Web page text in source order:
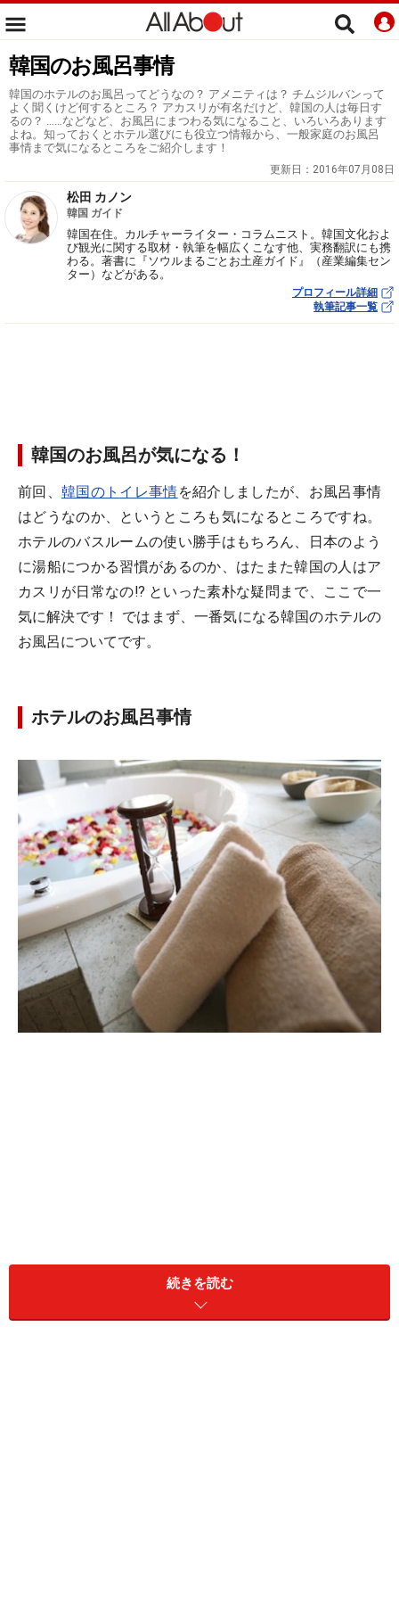
韓国のお風呂事情
韓国のホテルのお風呂ってどうなの？ アメニティは？ チムジルバンって
よく聞くけど何するところ？ アカスリが有名だけど、韓国の人は毎日す
るの？ ……などなど、お風呂にまつわる気になること、いろいろあります
よね。知っておくとホテル選びにも役立つ情報から、一般家庭のお風呂
事情まで気になるところをご紹介します！
更新日： 2016年07月08日
松田 カノン
韓国 ガイド
韓国在住。カルチャーライター・コラムニスト。韓国文化およ
び観光に関する取材・執筆を幅広くこなす他、実務翻訳にも携
わる。著書に『ソウルまるごとお土産ガイド』（産業編集セン
ター）などがある。
プロフィール詳細
執筆記事一覧
韓国のお風呂が気になる！
前回、 韓国のトイレ事情を紹介しましたが、お風呂事情
はどうなのか、というところも気になるところですね。
ホテルのバスルームの使い勝手はもちろん、日本のよう
に湯船につかる習慣があるのか、はたまた韓国の人はア
カスリが日常なの!? といった素朴な疑問まで、ここで一
気に解決です！ ではまず、一番気になる韓国のホテルの
お風呂についてです。
ホテルのお風呂事情
一日の疲れを洗い流すバスタイム。使い勝手が良ければ言う
続きを読む